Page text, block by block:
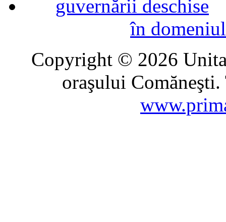
în
Copyright © 2026
oraşului